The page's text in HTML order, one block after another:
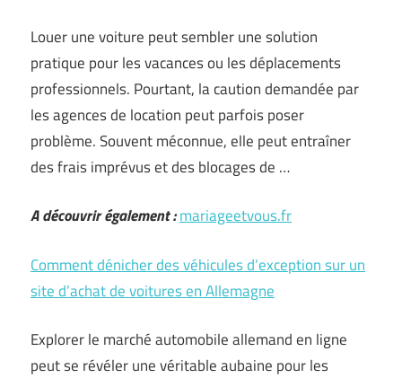
Louer une voiture peut sembler une solution
pratique pour les vacances ou les déplacements
professionnels. Pourtant, la caution demandée par
les agences de location peut parfois poser
problème. Souvent méconnue, elle peut entraîner
des frais imprévus et des blocages de …
A découvrir également :mariageetvous.fr
Comment dénicher des véhicules d’exception sur un
site d’achat de voitures en Allemagne
Explorer le marché automobile allemand en ligne
peut se révéler une véritable aubaine pour les